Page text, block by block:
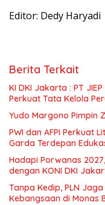
Editor: Dedy Haryadi
Berita Terkait
KI DKI Jakarta : PT
Perkuat Tata Kelola
Yudo Margono Pimpin
PWI dan AFPI Perkuat
Garda Terdepan
Hadapi Porwanas
dengan KONI DKI
Tanpa Kedip, PLN
Kebangsaan di Monas